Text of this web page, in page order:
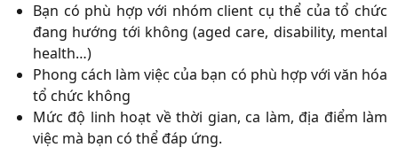
Bạn có phù hợp với nhóm client cụ thể của tổ chức
đang hướng tới không (aged care, disability, mental
health…)
Phong cách làm việc của bạn có phù hợp với văn hóa
tổ chức không
Mức độ linh hoạt về thời gian, ca làm, địa điểm làm
việc mà bạn có thể đáp ứng.